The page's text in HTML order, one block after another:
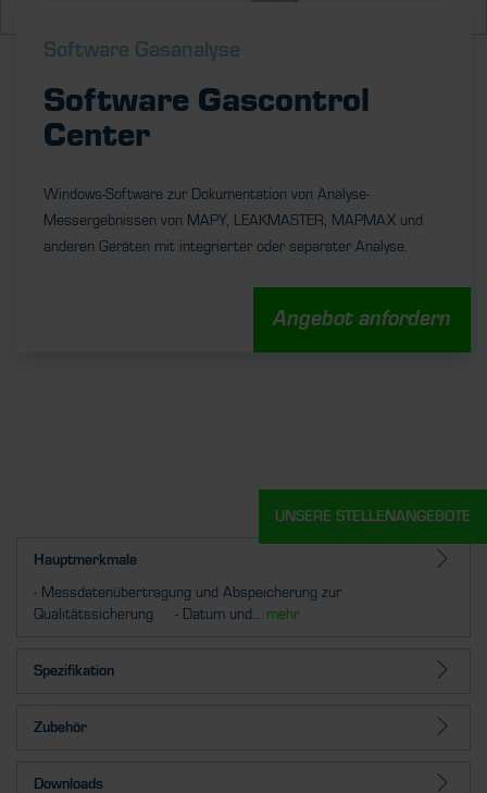
Software Gasanalyse
Software Gascontrol
Center
Windows-Software zur Dokumentation von Analyse-
Messergebnissen von MAPY, LEAKMASTER, MAPMAX und
anderen Geräten mit integrierter oder separater Analyse.
Angebot anfordern
Hauptmerkmale
- Messdatenübertragung und Abspeicherung zur
Qualitätssicherung - Datum und... mehr
Spezifikation
Zubehör
Downloads
UNSERE STELLENANGEBOTE